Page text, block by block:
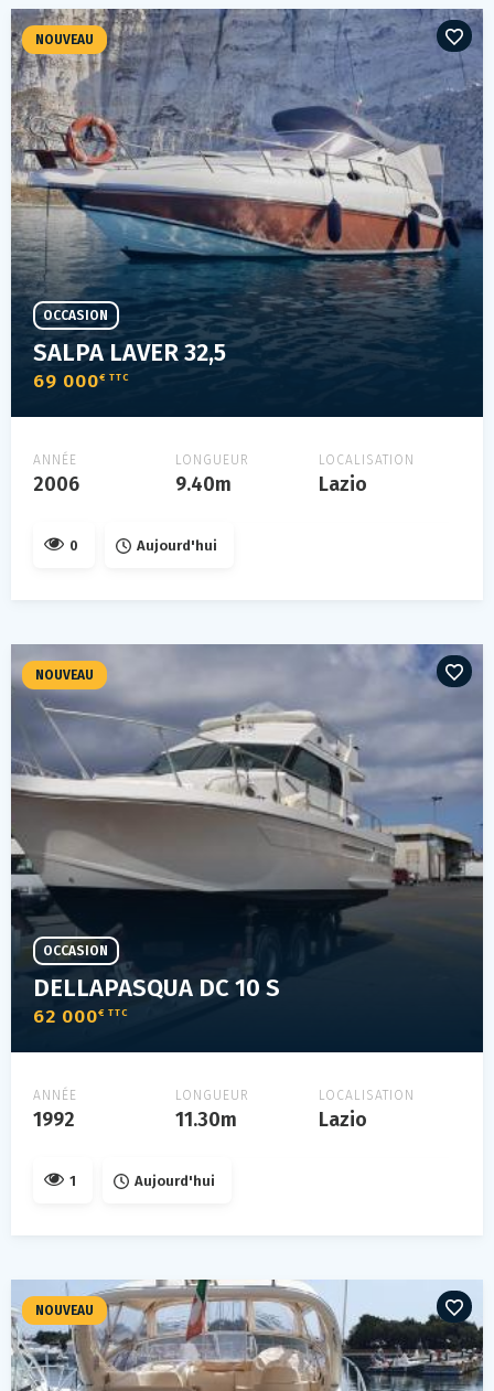
SALPA LAVER 32,5
69 000€ TTC
OCCASION
ANNÉE
2006
LONGUEUR
9.40m
LOCALISATION
Lazio
NOUVEAU
0 Aujourd'hui
DELLAPASQUA DC 10 S
62 000€ TTC
OCCASION
ANNÉE
1992
LONGUEUR
11.30m
LOCALISATION
Lazio
NOUVEAU
1 Aujourd'hui
NOUVEAU